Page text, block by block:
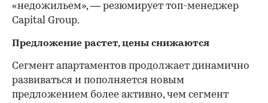
«недожильем», — резюмирует топ-менеджер
Capital Group.
Предложение растет, цены снижаются
Сегмент апартаментов продолжает динамично
развиваться и пополняется новым
предложением более активно, чем сегмент